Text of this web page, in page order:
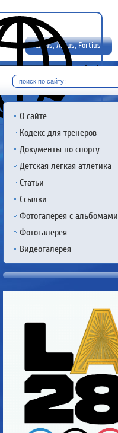
Citius, Altius, Fortius!
RU
О сайте
Кодекс для тренеров
Документы по спорту
Детская легкая атлетика
Статьи
Ссылки
Фотогалерея с альбомами
Фотогалерея
Видеогалерея